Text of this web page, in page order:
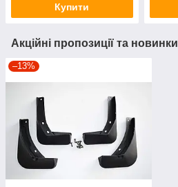
Купити
Акційні пропозиції та новинки
–13%